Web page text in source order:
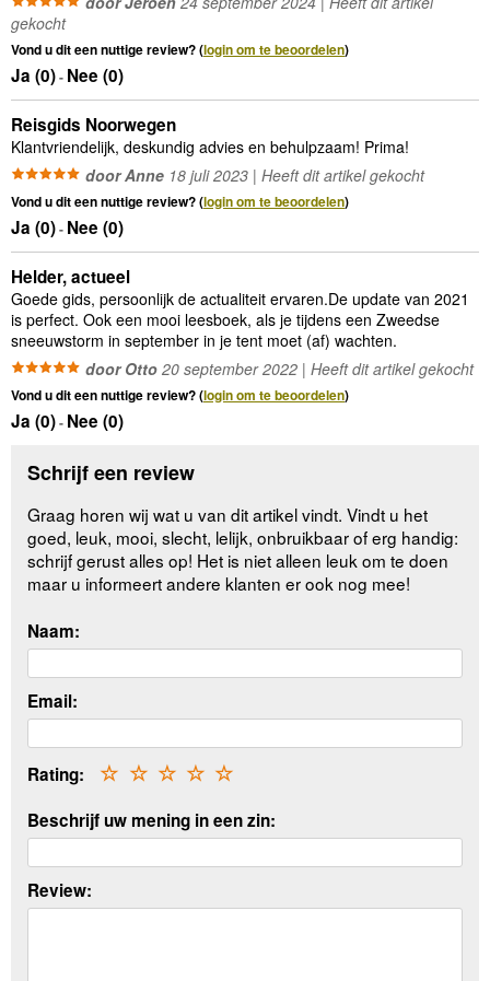
gekocht
Vond u dit een nuttige review? (login om te beoordelen)
Ja (0)- Nee (0)
Reisgids Noorwegen
Klantvriendelijk, deskundig advies en behulpzaam! Prima!
door Anne 18 juli 2023 | Heeft dit artikel gekocht
Vond u dit een nuttige review? (login om te beoordelen)
Ja (0)- Nee (0)
Helder, actueel
Goede gids, persoonlijk de actualiteit ervaren.De update van 2021
is perfect. Ook een mooi leesboek, als je tijdens een Zweedse
sneeuwstorm in september in je tent moet (af) wachten.
door Otto 20 september 2022 | Heeft dit artikel gekocht
Vond u dit een nuttige review? (login om te beoordelen)
Ja (0)- Nee (0)
Schrijf een review
Graag horen wij wat u van dit artikel vindt. Vindt u het
goed, leuk, mooi, slecht, lelijk, onbruikbaar of erg handig:
schrijf gerust alles op! Het is niet alleen leuk om te doen
maar u informeert andere klanten er ook nog mee!
Naam:
Email:
Rating: ☆
☆
☆
☆
☆
Beschrijf uw mening in een zin:
Review: